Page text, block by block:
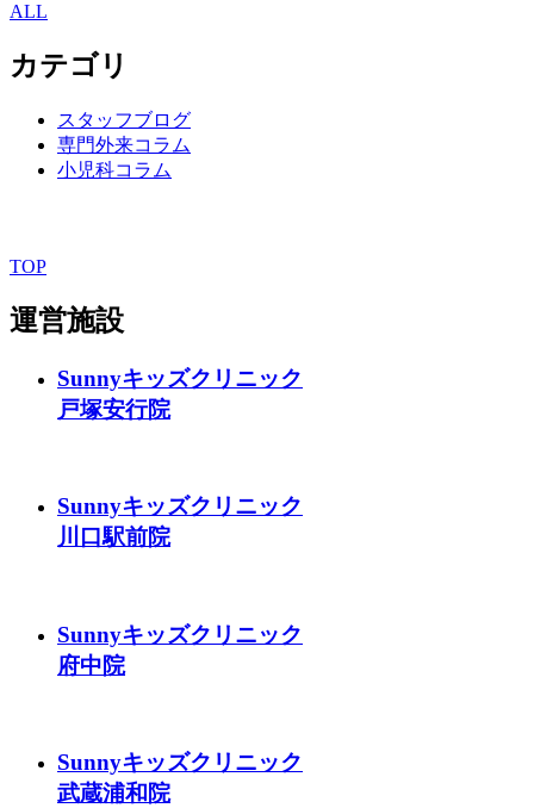
ALL
カテゴリ
スタッフブログ
専門外来コラム
小児科コラム
TOP
運営施設
Sunnyキッズクリニック
戸塚安行院
Sunnyキッズクリニック
川口駅前院
Sunnyキッズクリニック
府中院
Sunnyキッズクリニック
武蔵浦和院